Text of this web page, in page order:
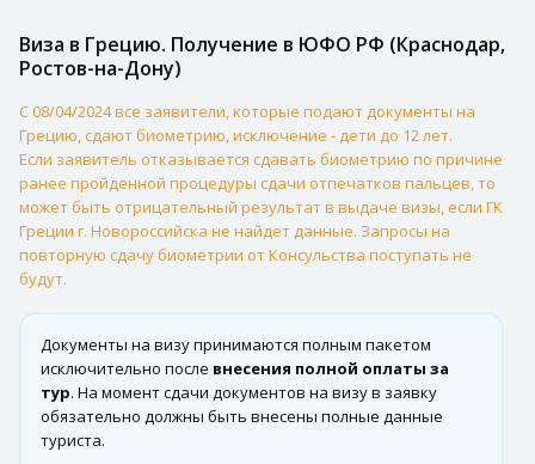
Виза в Грецию. Получение в ЮФО РФ (Краснодар,
Ростов-на-Дону)
С 08/04/2024 все заявители, которые подают документы на
Грецию, сдают биометрию, исключение - дети до 12 лет.
Если заявитель отказывается сдавать биометрию по причине
ранее пройденной процедуры сдачи отпечатков пальцев, то
может быть отрицательный результат в выдаче визы, если ГК
Греции г. Новороссийска не найдет данные. Запросы на
повторную сдачу биометрии от Консульства поступать не
будут.
Документы на визу принимаются полным пакетом
исключительно после внесения полной оплаты за
тур. На момент сдачи документов на визу в заявку
обязательно должны быть внесены полные данные
туриста.